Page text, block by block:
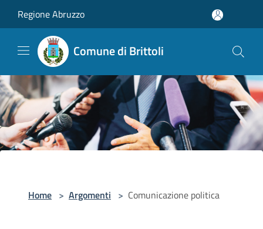
Regione Abruzzo
Comune di Brittoli
Home > Argomenti > Comunicazione politica